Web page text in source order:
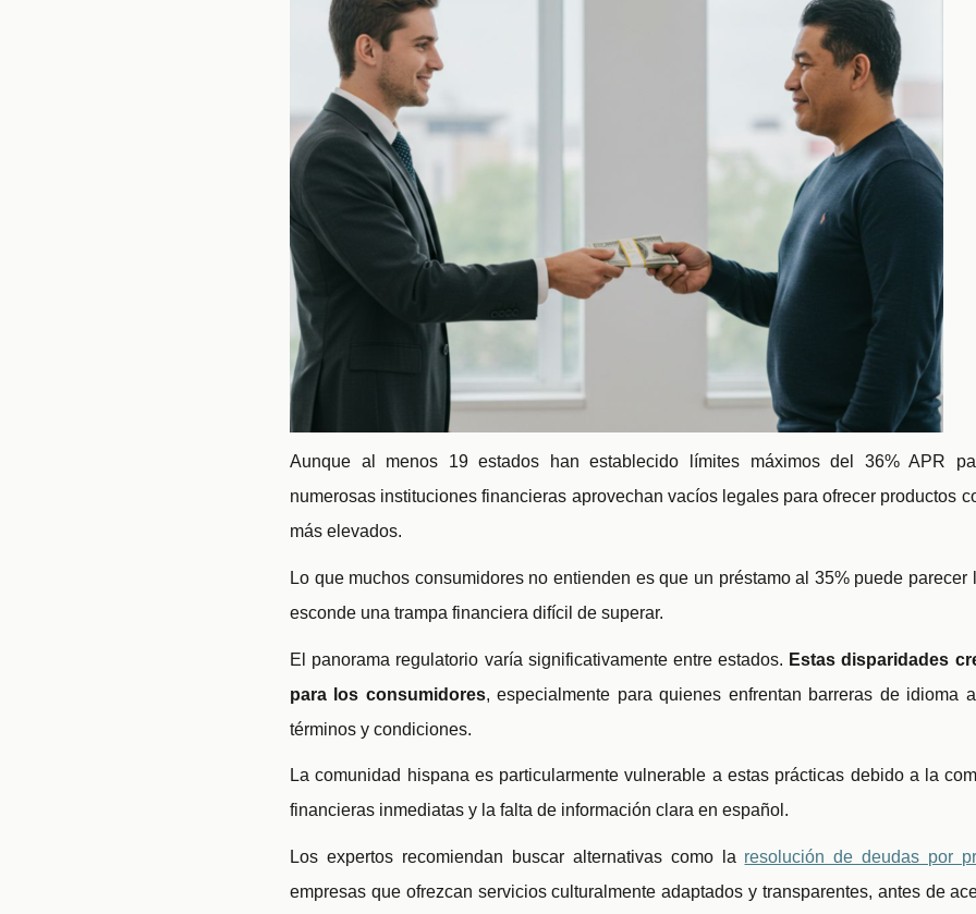
Aunque al menos 19 estados han establecido límites máximos del 36% APR
numerosas instituciones financieras aprovechan vacíos legales para ofrecer productos
más elevados.
Lo que muchos consumidores no entienden es que un préstamo al 35% puede parecer
esconde una trampa financiera difícil de superar.
El panorama regulatorio varía significativamente entre estados. Estas disparidades
para los consumidores, especialmente para quienes enfrentan barreras de idioma
términos y condiciones.
La comunidad hispana es particularmente vulnerable a estas prácticas debido a la
financieras inmediatas y la falta de información clara en español.
Los expertos recomiendan buscar alternativas como la resolución de deudas por
empresas que ofrezcan servicios culturalmente adaptados y transparentes, antes de